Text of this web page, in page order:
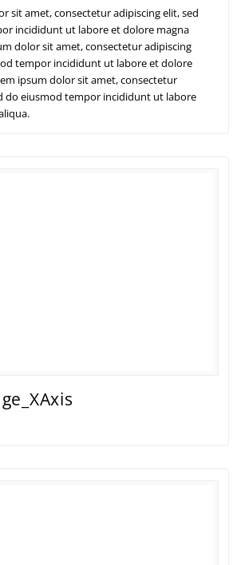
sit amet, consectetur adipiscing elit, sed
incididunt ut labore et dolore magna
dolor sit amet, consectetur adipiscing
tempor incididunt ut labore et dolore
ipsum dolor sit amet, consectetur
do eiusmod tempor incididunt ut labore